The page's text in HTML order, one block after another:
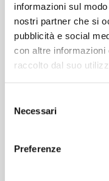
informazioni sul
nostri partner che si
pubblicità e social
con altre informazioni
raccolto dal suo
delNecessari
Preferenze
Estrategias
barrera estériles
Personalización,
soluciones
transferencia de
resultados